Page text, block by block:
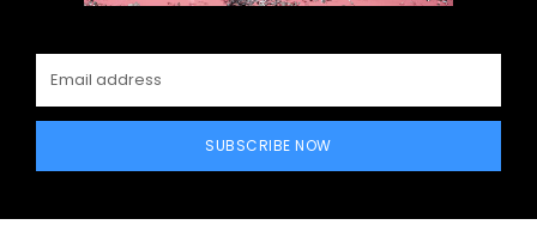
SUBSCRIBE NOW